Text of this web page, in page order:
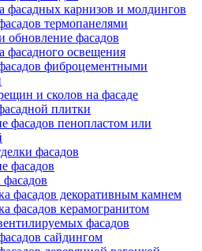
фасадных карнизов и молдингов
термопанелями
обновление фасадов
фасадного освещения
фиброцементными
и сколов на фасаде
плитки
фасадов пенопластом или
фасадов
фасадов
фасадов декоративным камнем
фасадов керамогранитом
фасадов
сайдингом